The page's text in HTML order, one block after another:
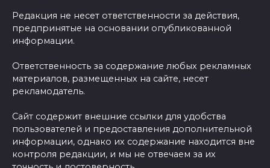
Редакция не несет ответственности за действия,
предпринятые на основании опубликованной
информации.
Ответственность за содержание любых рекламных
материалов, размещенных на сайте, несет
рекламодатель.
Сайт содержит внешние ссылки для удобства
пользователей и предоставления дополнительной
информации, однако их содержание находится вне
контроля редакции, и мы не отвечаем за их